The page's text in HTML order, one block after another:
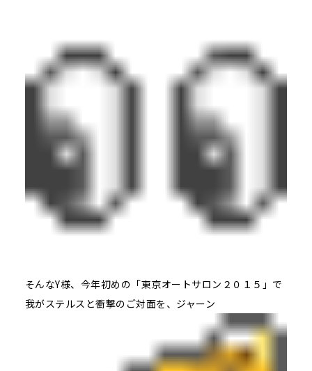
そんなY様、今年初めの「東京オートサロン２０１５」で
我がステルスと衝撃のご対面を、ジャーン